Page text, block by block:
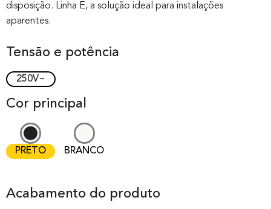
disposição. Linha E, a solução ideal para instalações
aparentes.
Tensão e potência
250V~
Cor principal
PRETO BRANCO
Acabamento do produto